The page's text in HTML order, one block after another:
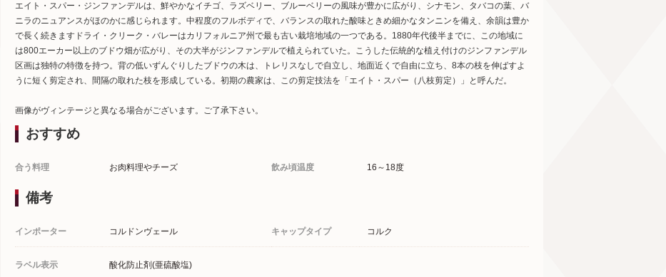
エイト・スパー・ジンファンデルは、鮮やかなイチゴ、ラズベリー、ブルーベリーの風味が豊かに広がり、シナモン、タバコの葉、バ
ニラのニュアンスがほのかに感じられます。中程度のフルボディで、バランスの取れた酸味ときめ細かなタンニンを備え、余韻は豊か
で長く続きますドライ・クリーク・バレーはカリフォルニア州で最も古い栽培地域の一つである。1880年代後半までに、この地域に
は800エーカー以上のブドウ畑が広がり、その大半がジンファンデルで植えられていた。こうした伝統的な植え付けのジンファンデル
区画は独特の特徴を持つ。背の低いずんぐりしたブドウの木は、トレリスなしで自立し、地面近くで自由に立ち、8本の枝を伸ばすよ
うに短く剪定され、間隔の取れた枝を形成している。初期の農家は、この剪定技法を「エイト・スパー（八枝剪定）」と呼んだ。
画像がヴィンテージと異なる場合がございます。ご了承下さい。
おすすめ
合う料理 お肉料理やチーズ 飲み頃温度 16～18度
備考
インポーター コルドンヴェール キャップタイプ コルク
ラベル表示 酸化防止剤(亜硫酸塩)